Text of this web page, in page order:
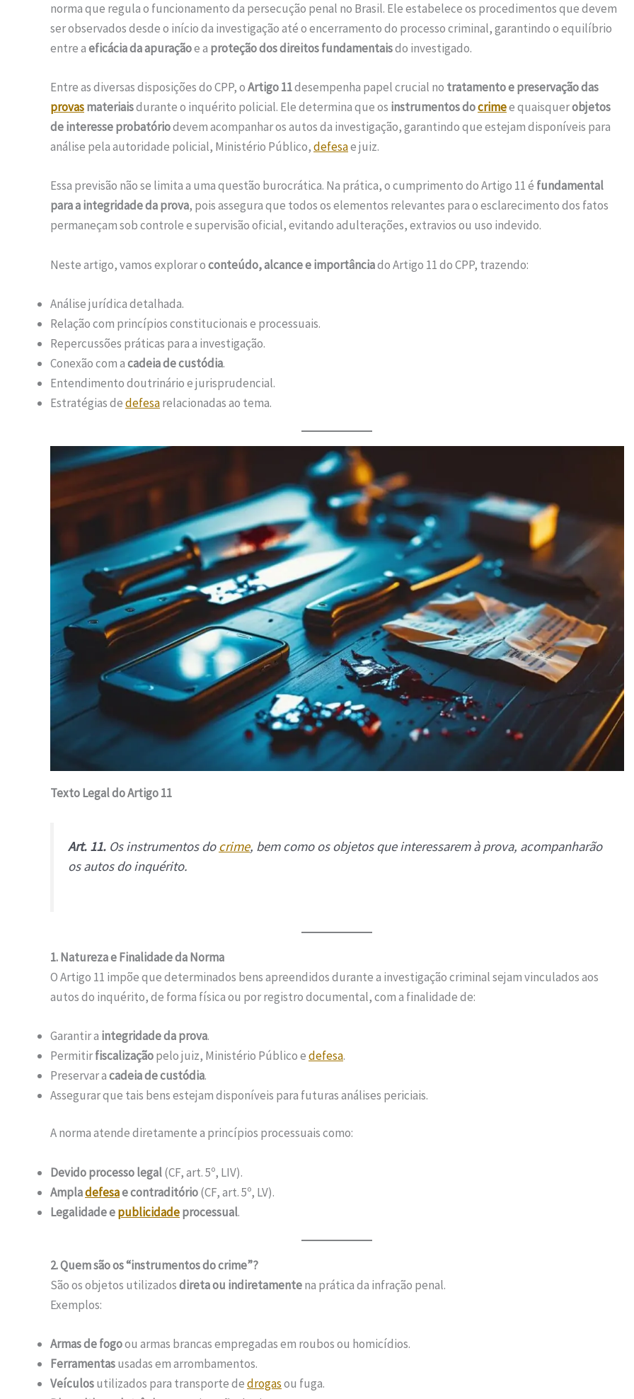
norma que regula o funcionamento da persecução penal no Brasil. Ele estabelece os procedimentos que devem
ser observados desde o início da investigação até o encerramento do processo criminal, garantindo o equilíbrio
entre aeficácia da apuraçãoe a proteção dos direitos fundamentaisdo investigado.
Entre as diversas disposições do CPP, oArtigo 11desempenha papel crucial no tratamento e preservação das
provasmateriaisdurante o inquérito policial. Ele determina que os instrumentos docrimee quaisquerobjetos
de interesse probatóriodevem acompanhar os autos da investigação, garantindo que estejam disponíveis para
análise pela autoridade policial, Ministério Público,defesae juiz.
Essa previsão não se limita a uma questão burocrática. Na prática, o cumprimento do Artigo 11 é fundamental
para a integridade da prova, pois assegura que todos os elementos relevantes para o esclarecimento dos fatos
permaneçam sob controle e supervisão oficial, evitando adulterações, extravios ou uso indevido.
Neste artigo, vamos explorar oconteúdo, alcance e importânciado Artigo 11 do CPP, trazendo:
Análise jurídica detalhada.
Relação com princípios constitucionais e processuais.
Repercussões práticas para a investigação.
Conexão com acadeia de custódia.
Entendimento doutrinário e jurisprudencial.
Estratégias dedefesarelacionadas ao tema.
Texto Legal do Artigo 11
Art. 11. Os instrumentos docrime, bem como os objetos que interessarem à prova, acompanharão
os autos do inquérito.
1. Natureza e Finalidade da Norma
O Artigo 11 impõe que determinados bens apreendidos durante a investigação criminal sejam vinculados aos
autos do inquérito, de forma física ou por registro documental, com a finalidade de:
Garantir a integridade da prova.
Permitirfiscalizaçãopelo juiz, Ministério Público edefesa.
Preservar acadeia de custódia.
Assegurar que tais bens estejam disponíveis para futuras análises periciais.
A norma atende diretamente a princípios processuais como:
Devido processo legal(CF, art. 5º, LIV).
Ampladefesae contraditório(CF, art. 5º, LV).
Legalidade epublicidadeprocessual.
2. Quem são os “instrumentos do crime”?
São os objetos utilizadosdireta ou indiretamentena prática da infração penal.
Exemplos:
Armas de fogoou armas brancas empregadas em roubos ou homicídios.
Ferramentasusadas em arrombamentos.
Veículosutilizados para transporte dedrogasou fuga.